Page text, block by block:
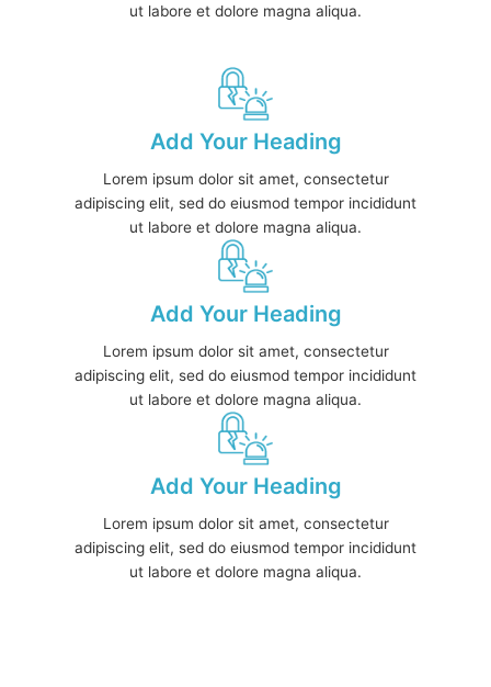
ut labore et dolore magna aliqua.
Add Your Heading
Lorem ipsum dolor sit amet, consectetur
adipiscing elit, sed do eiusmod tempor incididunt
ut labore et dolore magna aliqua.
Add Your Heading
Lorem ipsum dolor sit amet, consectetur
adipiscing elit, sed do eiusmod tempor incididunt
ut labore et dolore magna aliqua.
Add Your Heading
Lorem ipsum dolor sit amet, consectetur
adipiscing elit, sed do eiusmod tempor incididunt
ut labore et dolore magna aliqua.